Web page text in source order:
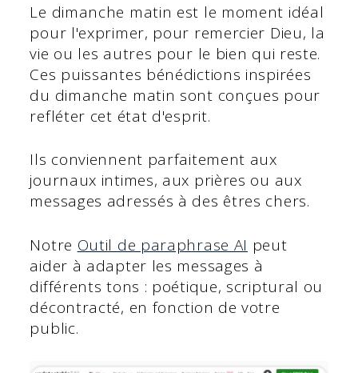
Le dimanche matin est le moment idéal
pour l'exprimer, pour remercier Dieu, la
vie ou les autres pour le bien qui reste.
Ces puissantes bénédictions inspirées
du dimanche matin sont conçues pour
refléter cet état d'esprit.
Ils conviennent parfaitement aux
journaux intimes, aux prières ou aux
messages adressés à des êtres chers.
Notre Outil de paraphrase AI peut
aider à adapter les messages à
différents tons : poétique, scriptural ou
décontracté, en fonction de votre
public.